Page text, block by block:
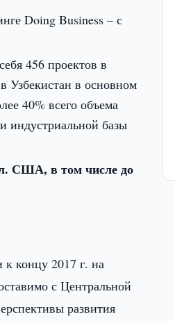
Doing Business – с
456 проектов в
в основном
40% всего объема
индустриальной базы
США, в том числе до
концу 2017 г. на
с Центральной
развития